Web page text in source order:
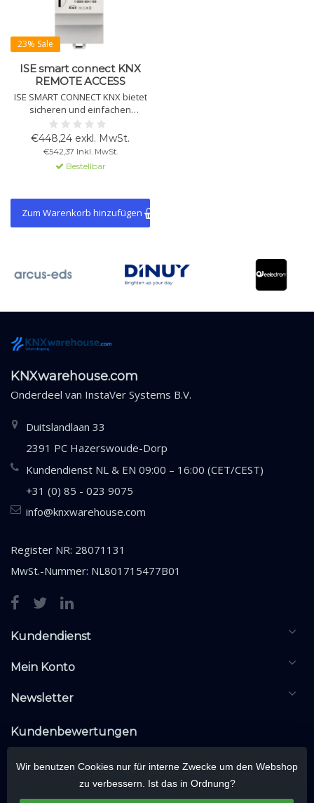
23% Sale
ISE smart connect KNX
REMOTE ACCESS
ISE SMART CONNECT KNX bietet
sicheren und einfachen
Fernzugriff auf Ihre Smart-
Home-Installationen. Schnelle
Installation und vollständige
für optimalen Datenschutz.
€448,24 exkl. MwSt.
€542,37 Inkl. MwSt.
Bestellbar
Zum Warenkorb hinzufügen
KNXwarehouse.com
Onderdeel van InstaVer Systems B.V.
Duitslandlaan 33
2391 PC Hazerswoude-Dorp
Kundendienst NL & EN 09:00 – 16:00 (CET/CEST)
+31 (0) 85 - 023 9075
info@knxwarehouse.com
Register NR: 28071131
MwSt.-Nummer: NL801715477B01
Kundendienst
Mein Konto
Newsletter
Kundenbewertungen
Wir benutzen Cookies nur für interne Zwecke um den Webshop
zu verbessern. Ist das in Ordnung?